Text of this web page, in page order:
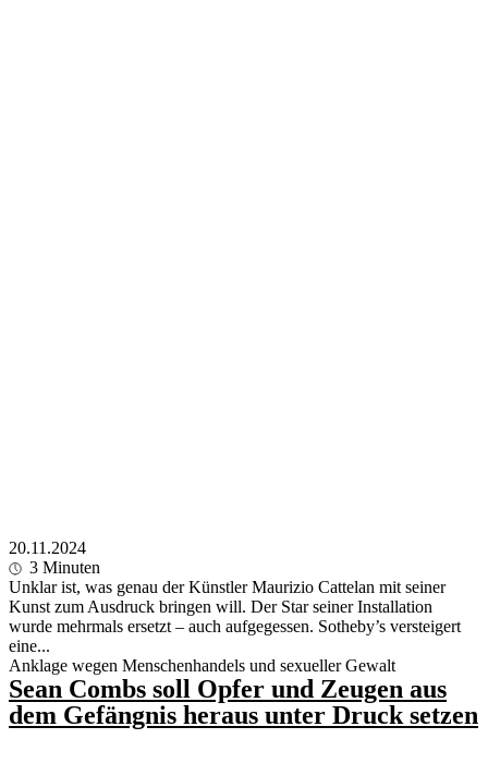
20.11.2024
3 Minuten
Unklar ist, was genau der Künstler Maurizio Cattelan mit seiner
Kunst zum Ausdruck bringen will. Der Star seiner Installation
wurde mehrmals ersetzt – auch aufgegessen. Sotheby’s versteigert
eine...
Anklage wegen Menschenhandels und sexueller Gewalt
Sean Combs soll Opfer und Zeugen aus
dem Gefängnis heraus unter Druck setzen